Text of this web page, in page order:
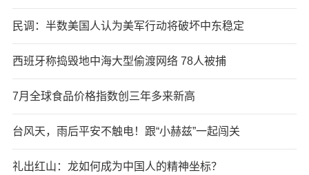
民调：半数美国人认为美军行动将破坏中东稳定
西班牙称捣毁地中海大型偷渡网络 78人被捕
7月全球食品价格指数创三年多来新高
台风天，雨后平安不触电！跟“小赫兹”一起闯关
礼出红山：龙如何成为中国人的精神坐标？